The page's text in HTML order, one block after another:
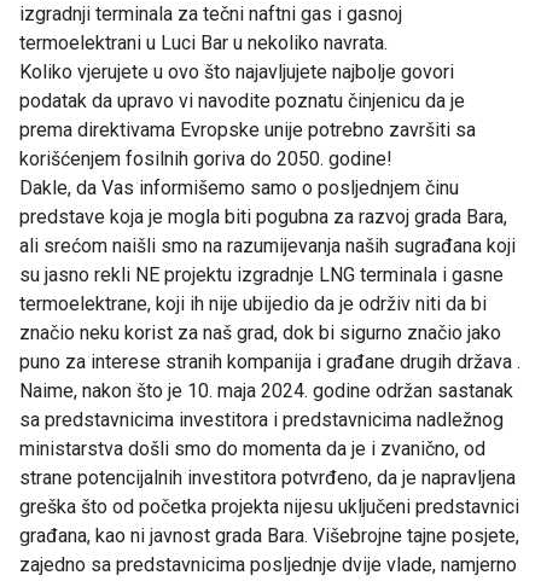
izgradnji terminala za tečni naftni gas i gasnoj
termoelektrani u Luci Bar u nekoliko navrata.
Koliko vjerujete u ovo što najavljujete najbolje govori
podatak da upravo vi navodite poznatu činjenicu da je
prema direktivama Evropske unije potrebno završiti sa
korišćenjem fosilnih goriva do 2050. godine!
Dakle, da Vas informišemo samo o posljednjem činu
predstave koja je mogla biti pogubna za razvoj grada Bara,
ali srećom naišli smo na razumijevanja naših sugrađana koji
su jasno rekli NE projektu izgradnje LNG terminala i gasne
termoelektrane, koji ih nije ubijedio da je održiv niti da bi
značio neku korist za naš grad, dok bi sigurno značio jako
puno za interese stranih kompanija i građane drugih država .
Naime, nakon što je 10. maja 2024. godine održan sastanak
sa predstavnicima investitora i predstavnicima nadležnog
ministarstva došli smo do momenta da je i zvanično, od
strane potencijalnih investitora potvrđeno, da je napravljena
greška što od početka projekta nijesu uključeni predstavnici
građana, kao ni javnost grada Bara. Višebrojne tajne posjete,
zajedno sa predstavnicima posljednje dvije vlade, namjerno